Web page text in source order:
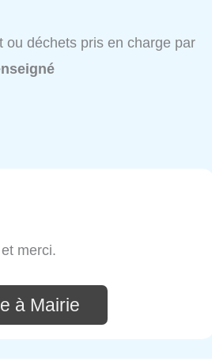
ou déchets pris en charge par
merci.
à Mairie